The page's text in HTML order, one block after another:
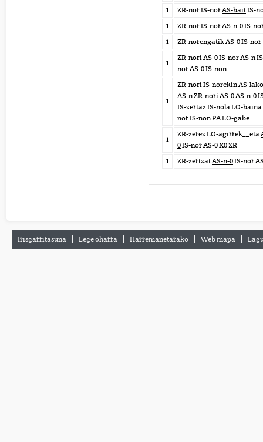
1
ZR-nor IS-norAS-baitIS-
1
ZR-nor IS-norAS-n-0IS-
1
ZR-norengatikAS-0IS-nor
1
ZR-nori AS-0 IS-norAS-n
nor AS-0 IS-non
1
ZR-nori IS-norekinAS-lako
AS-n ZR-nori AS-0 AS-n-0
IS-zertaz IS-nola LO-baina
nor IS-non PA LO-gabe.
1
ZR-zerez LO-agirrek__eta
0IS-nor AS-0 X0 ZR
1
ZR-zertzatAS-n-0IS-nor
Irisgarritasuna Lege oharra Harremanetarako Web mapa